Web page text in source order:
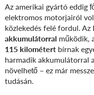
Az amerikai gyártó eddig
elektromos motorjairól
közlekedés felé fordul. Az
akkumulátorral működik,
115 kilométert bírnak
harmadik akkumulátorral
növelhető – ez már
tudásán.